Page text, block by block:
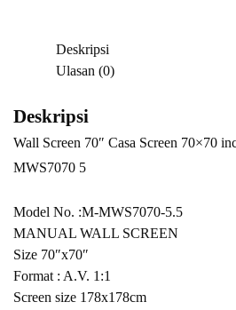
Deskripsi
Ulasan (0)
Deskripsi
Wall Screen 70″ Casa Screen 70×70
MWS7070 5
Model No. :M-MWS7070-5.5
MANUAL WALL SCREEN
Size 70″x70″
Format : A.V. 1:1
Screen size 178x178cm